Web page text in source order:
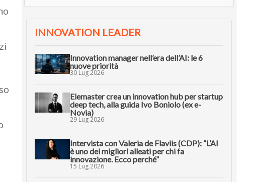
INNOVATION LEADER
Innovation manager nell’era dell’AI: le 6
nuove priorità
30 Lug 2026
Elemaster crea un innovation hub per startup
deep tech, alla guida Ivo Boniolo (ex e-
Novia)
29 Lug 2026
Intervista con Valeria de Flaviis (CDP): “L’AI
è uno dei migliori alleati per chi fa
innovazione. Ecco perché”
15 Lug 2026